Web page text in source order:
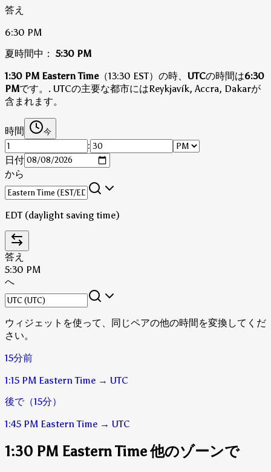
答え
6:30 PM
夏時間中： 5:30 PM
1:30 PM Eastern Time（13:30 EST）の時、 UTCの時間は6:30
PMです。 . UTCの主要な都市にはReykjavík, Accra, Dakarが
含まれます。
時間 今
:
日付
から
EDT (daylight saving time)
答え
5:30 PM
へ
ウィジェットを使って、同じペアの他の時間を変換してくだ
さい。
15分前
1:15 PM Eastern Time → UTC
後で（15分）
1:45 PM Eastern Time → UTC
1:30 PM Eastern Time 他のゾーンで